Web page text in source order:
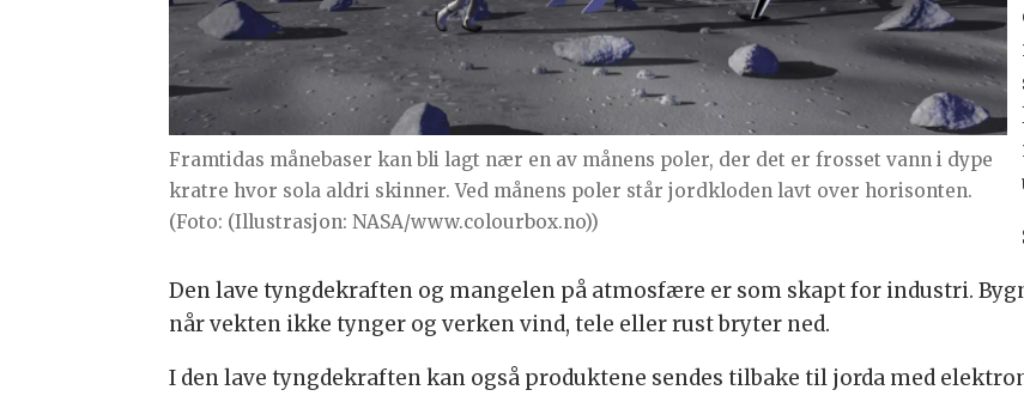
Framtidas månebaser kan bli lagt nær en av månens poler, der det er frosset vann i dype
kratre hvor sola aldri skinner. Ved månens poler står jordkloden lavt over horisonten.
(Foto: (Illustrasjon: NASA/www.colourbox.no))
Den lave tyngdekraften og mangelen på atmosfære er som skapt for industri.
når vekten ikke tynger og verken vind, tele eller rust bryter ned.
I den lave tyngdekraften kan også produktene sendes tilbake til jorda med